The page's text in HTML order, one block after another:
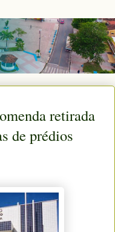
retirada
de prédios